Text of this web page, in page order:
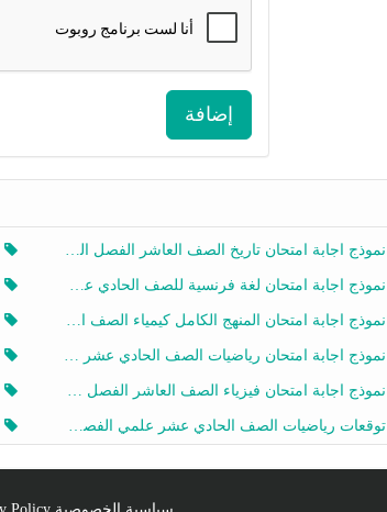
إضافة
نموذج اجابة امتحان تاريخ الصف العاشر الفصل الثاني 2025-2026
نموذج اجابة امتحان لغة فرنسية للصف الحادي عشر أدبي الفصل الثاني 2025-2026
نموذج اجابة امتحان المنهج الكامل كيمياء الصف الحادي عشر علمي الفصل الثاني 2025-2026
نموذج اجابة امتحان رياضيات الصف الحادي عشر علمي الفصل الثاني 2025-2026
نموذج اجابة امتحان فيزياء الصف العاشر الفصل الثاني 2025-2026
توقعات رياضيات الصف الحادي عشر علمي الفصل الثاني 2025-2026 أ عمرو فايز